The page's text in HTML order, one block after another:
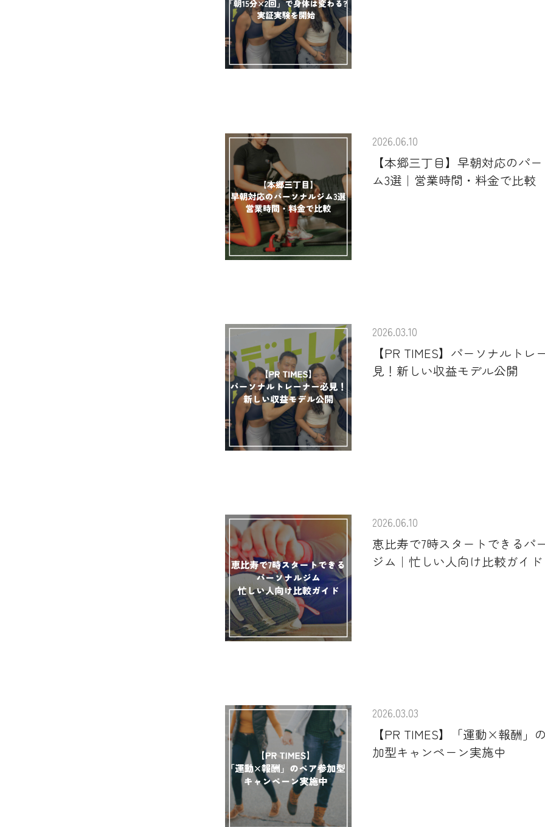
2026.06.10
【本郷三丁目】早朝対応のパ
ム3選｜営業時間・料金で比較
2026.03.10
【PR TIMES】パーソナルトレ
見！新しい収益モデル公開
2026.06.10
恵比寿で7時スタートできるパ
ジム｜忙しい人向け比較ガイド
2026.03.03
【PR TIMES】「運動×報酬」
加型キャンペーン実施中